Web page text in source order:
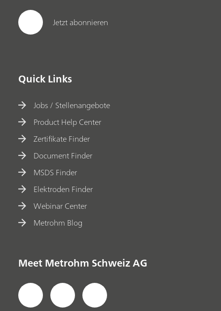
Jetzt abonnieren
Quick Links
Jobs / Stellenangebote
Product Help Center
Zertifikate Finder
Document Finder
MSDS Finder
Elektroden Finder
Webinar Center
Metrohm Blog
Meet Metrohm Schweiz AG